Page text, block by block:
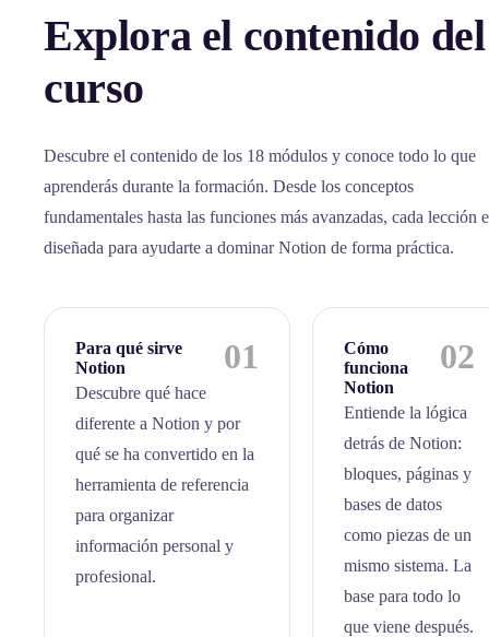
Explora el contenido del
curso
Descubre el contenido de los 18 módulos y conoce todo lo que
aprenderás durante la formación. Desde los conceptos
fundamentales hasta las funciones más avanzadas, cada lección
diseñada para ayudarte a dominar Notion de forma práctica.
Para qué sirve
Notion
01
Descubre qué hace
diferente a Notion y por
qué se ha convertido en la
herramienta de referencia
para organizar
información personal y
profesional.
Cómo
funciona
Notion
02
Entiende la lógica
detrás de Notion:
bloques, páginas y
bases de datos
como piezas de un
mismo sistema. La
base para todo lo
que viene después.